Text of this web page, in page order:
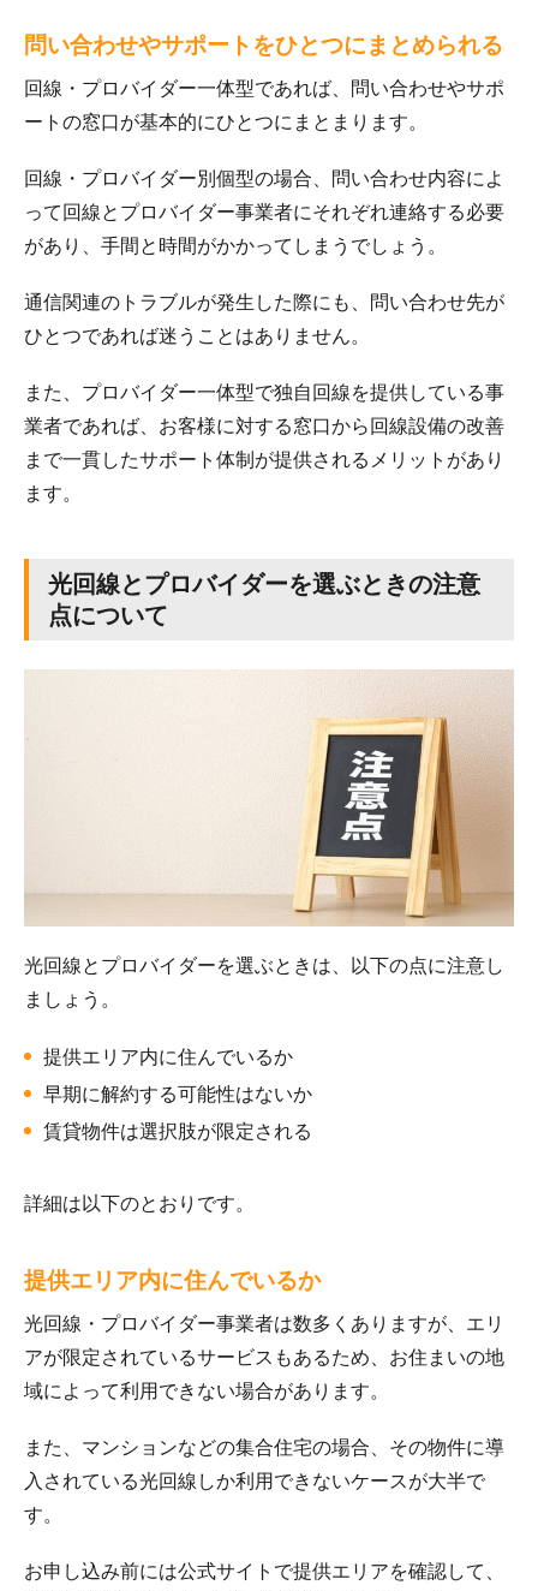
問い合わせやサポートをひとつにまとめられる
回線・プロバイダー一体型であれば、問い合わせやサポ
ートの窓口が基本的にひとつにまとまります。
回線・プロバイダー別個型の場合、問い合わせ内容によ
って回線とプロバイダー事業者にそれぞれ連絡する必要
があり、手間と時間がかかってしまうでしょう。
通信関連のトラブルが発生した際にも、問い合わせ先が
ひとつであれば迷うことはありません。
また、プロバイダー一体型で独自回線を提供している事
業者であれば、お客様に対する窓口から回線設備の改善
まで一貫したサポート体制が提供されるメリットがあり
ます。
光回線とプロバイダーを選ぶときの注意
点について
光回線とプロバイダーを選ぶときは、以下の点に注意し
ましょう。
提供エリア内に住んでいるか
早期に解約する可能性はないか
賃貸物件は選択肢が限定される
詳細は以下のとおりです。
提供エリア内に住んでいるか
光回線・プロバイダー事業者は数多くありますが、エリ
アが限定されているサービスもあるため、お住まいの地
域によって利用できない場合があります。
また、マンションなどの集合住宅の場合、その物件に導
入されている光回線しか利用できないケースが大半で
す。
お申し込み前には公式サイトで提供エリアを確認して、